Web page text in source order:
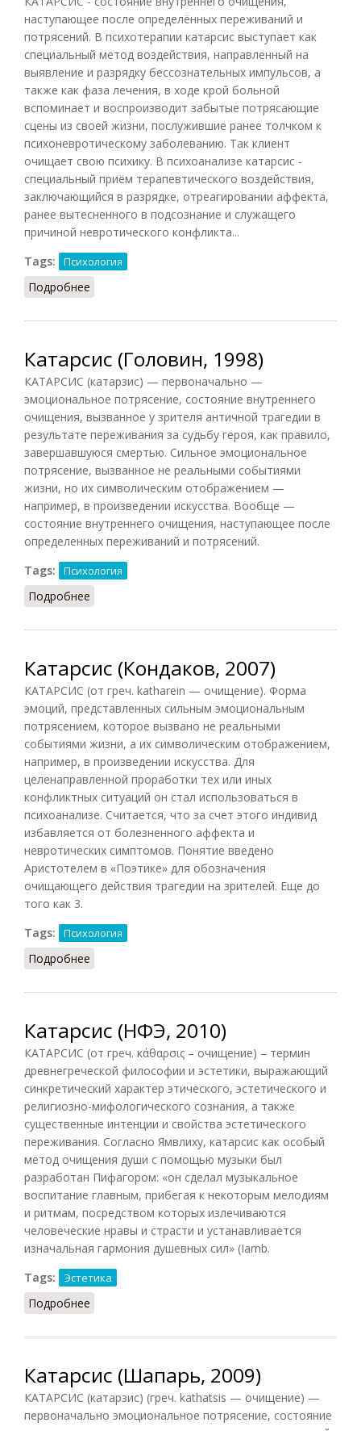
наступающее после определённых переживаний и
потрясений. В психотерапии катарсис выступает как
специальный метод воздействия, направленный на
выявление и разрядку бессознательных импульсов, а
также как фаза лечения, в ходе крой больной
вспоминает и воспроизводит забытые потрясающие
сцены из своей жизни, послужившие ранее толчком к
психоневротическому заболеванию. Так клиент
очищает свою психику. В психоанализе катарсис -
специальный приём терапевтического воздействия,
заключающийся в разрядке, отреагировании аффекта,
ранее вытесненного в подсознание и служащего
причиной невротического конфликта...
Tags:
Психология
Подробнее
Катарсис (Головин, 1998)
КАТАРСИС (катарзис) — первоначально —
эмоциональное потрясение, состояние внутреннего
очищения, вызванное у зрителя античной трагедии в
результате переживания за судьбу героя, как правило,
завершавшуюся смертью. Сильное эмоциональное
потрясение, вызванное не реальными событиями
жизни, но их символическим отображением —
например, в произведении искусства. Вообще —
состояние внутреннего очищения, наступающее после
определенных переживаний и потрясений.
Tags:
Психология
Подробнее
Катарсис (Кондаков, 2007)
КАТАРСИС (от греч. katharein — очищение). Форма
эмоций, представленных сильным эмоциональным
потрясением, которое вызвано не реальными
событиями жизни, а их символическим отображением,
например, в произведении искусства. Для
целенаправленной проработки тех или иных
конфликтных ситуаций он стал использоваться в
психоанализе. Считается, что за счет этого индивид
избавляется от болезненного аффекта и
невротических симптомов. Понятие введено
Аристотелем в «Поэтике» для обозначения
очищающего действия трагедии на зрителей. Еще до
того как 3.
Tags:
Психология
Подробнее
Катарсис (НФЭ, 2010)
КАТАРСИС (от греч. κάθαρσις – очищение) – термин
древнегреческой философии и эстетики, выражающий
синкретический характер этического, эстетического и
религиозно-мифологического сознания, а также
существенные интенции и свойства эстетического
переживания. Согласно Ямвлиху, катарсис как особый
метод очищения души с помощью музыки был
разработан Пифагором: «он сделал музыкальное
воспитание главным, прибегая к некоторым мелодиям
и ритмам, посредством которых излечиваются
человеческие нравы и страсти и устанавливается
изначальная гармония душевных сил» (Iamb.
Tags:
Эстетика
Подробнее
Катарсис (Шапарь, 2009)
КАТАРСИС (катарзис) (греч. kathatsis — очищение) —
первоначально эмоциональное потрясение, состояние